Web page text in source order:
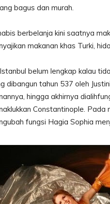
bagus dan murah.
berbelanja kini saatnya
makanan khas Turki,
belum lengkap kalau
dibangun tahun 537 oleh
hingga akhirnya
Constantinople.
fungsi Hagia Sophia